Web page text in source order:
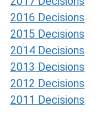
2016 Decisions
2015 Decisions
2014 Decisions
2013 Decisions
2012 Decisions
2011 Decisions